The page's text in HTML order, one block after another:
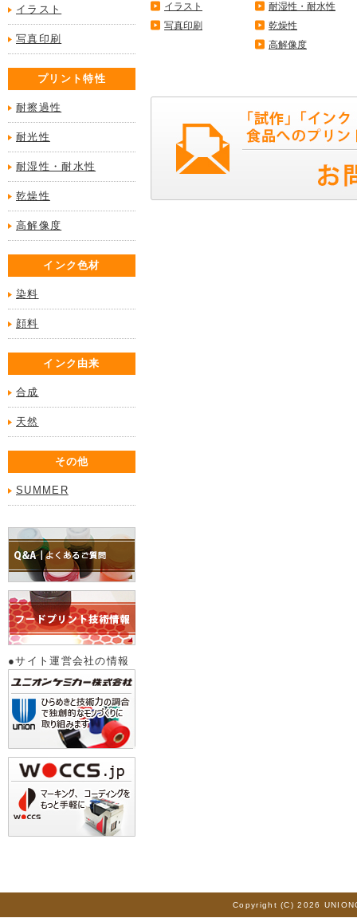
イラスト
写真印刷
プリント特性
耐擦過性
耐光性
耐湿性・耐水性
乾燥性
高解像度
インク色材
染料
顔料
インク由来
合成
天然
その他
SUMMER
●サイト運営会社の情報
イラスト
写真印刷
耐湿性・耐水性
乾燥性
高解像度
Copyright (C) 2026